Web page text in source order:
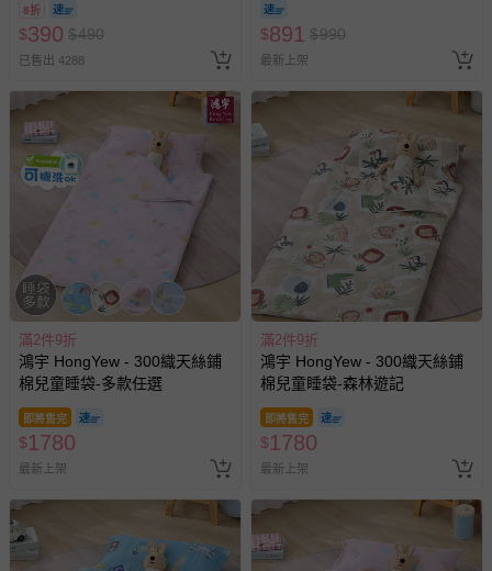
訂單編號兌換，逾期作廢) (大
人小孩均一價(3歲以上需購票))
8折
$390 $490
已售出 4288
$891 $990
最新上架
滿2件9折
鴻宇 HongYew - 300織天絲鋪
棉兒童睡袋-多款任選
即將售完
$1780
最新上架
滿2件9折
鴻宇 HongYew - 300織天絲鋪
棉兒童睡袋-森林遊記
即將售完
$1780
最新上架